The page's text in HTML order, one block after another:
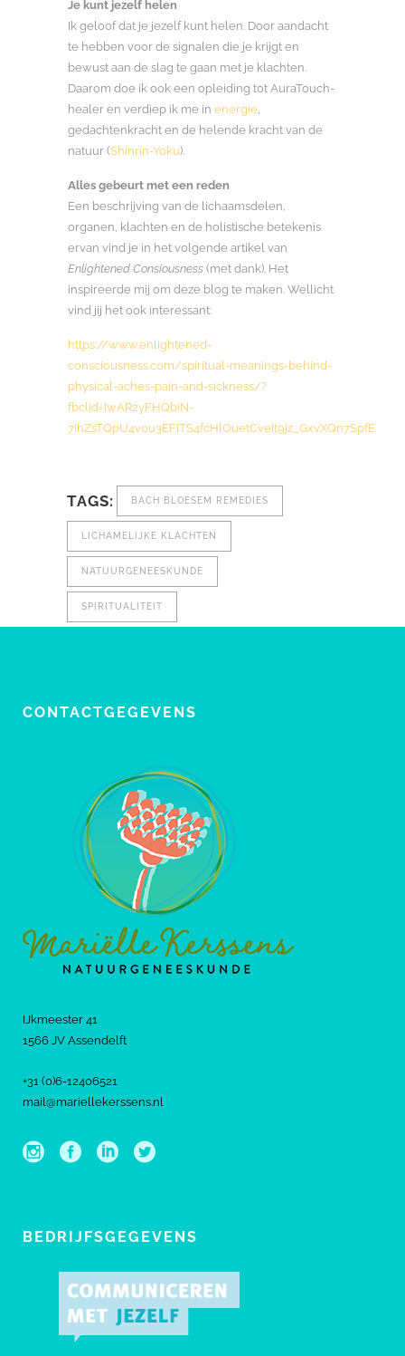
Je kunt jezelf helen
Ik geloof dat je jezelf kunt helen. Door aandacht
te hebben voor de signalen die je krijgt en
bewust aan de slag te gaan met je klachten.
Daarom doe ik ook een opleiding tot AuraTouch-
healer en verdiep ik me in energie
gedachtenkracht en de helende kracht van de
natuur (Shinrin-Yoku).
Alles gebeurt met een reden
Een beschrijving van de lichaamsdelen,
organen, klachten en de holistische betekenis
ervan vind je in het volgende artikel van
Enlightened Consiousness (met dank). Het
inspireerde mij om deze blog te maken. Wellicht
vind jij het ook interessant:
https://www.enlightened-
consciousness.com/spiritual-meanings-behind-
physical-aches-pain-and-sickness/?
fbclid=IwAR2yFHQbiN-
7IhZsTQpU4v0u3EFITS4fcHlOuetCveIt9jz_GxvXQn7SpfE
TAGS: BACH BLOESEM REMEDIES
LICHAMELIJKE KLACHTEN
NATUURGENEESKUNDE
SPIRITUALITEIT
CONTACTGEGEVENS
IJkmeester 41
1566 JV Assendelft
+31 (0)6-12406521
mail@mariellekerssens.nl
BEDRIJFSGEGEVENS